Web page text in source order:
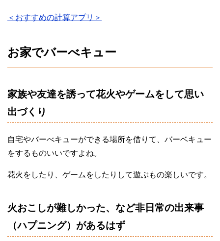
＜おすすめの計算アプリ＞
お家でバーべキュー
家族や友達を誘って花火やゲームをして思い
出づくり
自宅やバーべキューができる場所を借りて、バーベキュー
をするものいいですよね。
花火をしたり、ゲームをしたりして遊ぶもの楽しいです。
火おこしが難しかった、など非日常の出来事
（ハプニング）があるはず